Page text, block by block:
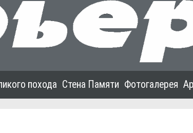
похода Стена Памяти Фотогалерея